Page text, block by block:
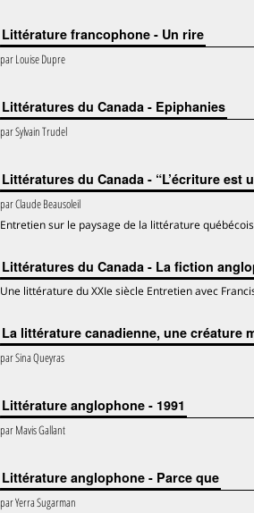
Littérature francophone - Un rire
parLouise Dupre
Littératures du Canada - Epiphanies
parSylvain Trudel
Littératures du Canada - “L’écriture est
parClaude Beausoleil
Entretien sur le paysage de la littérature
Littératures du Canada - La fiction
Une littérature du XXIe siècle Entretien avec
La littérature canadienne, une créature
parSina Queyras
Littérature anglophone - 1991
parMavis Gallant
Littérature anglophone - Parce que
parYerra Sugarman